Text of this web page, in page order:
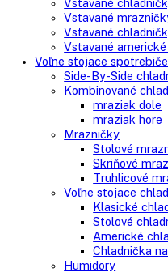
Vstavané spotrebiče
Vstavané
Vstavané
Vstavané
Vstavané
Vstavané
Voľne stojace
Side-By-Side
Kombinované
mraziak
mraziak
Mrazničky
Stolové
Skriňové
Truhlicové